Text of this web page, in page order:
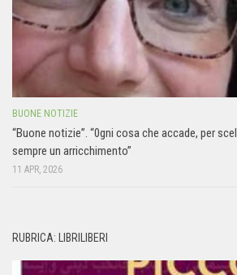
BUONE NOTIZIE
“Buone notizie”. “0gni cosa che accade, per
sempre un arricchimento”
11 APR, 2026
RUBRICA: LIBRILIBERI